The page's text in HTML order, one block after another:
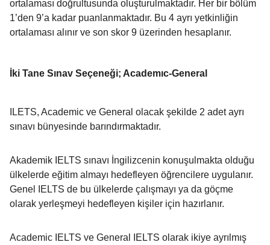
ortalaması doğrultusunda oluşturulmaktadır. Her bir bölüm
1’den 9’a kadar puanlanmaktadır. Bu 4 ayrı yetkinliğin
ortalaması alınır ve son skor 9 üzerinden hesaplanır.
İki Tane Sınav Seçeneği; Academıc-General
ILETS, Academic ve General olacak şekilde 2 adet ayrı
sınavı bünyesinde barındırmaktadır.
Akademik IELTS sınavı İngilizcenin konuşulmakta olduğu
ülkelerde eğitim almayı hedefleyen öğrencilere uygulanır.
Genel IELTS de bu ülkelerde çalışmayı ya da göçme
olarak yerleşmeyi hedefleyen kişiler için hazırlanır.
Academic IELTS ve General IELTS olarak ikiye ayrılmış